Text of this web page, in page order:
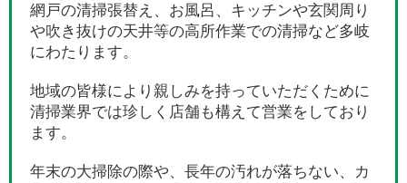
網戸の清掃張替え、お風呂、キッチンや玄関周り
や吹き抜けの天井等の高所作業での清掃など多岐
にわたります。
地域の皆様により親しみを持っていただくために
清掃業界では珍しく店舗も構えて営業をしており
ます。
年末の大掃除の際や、長年の汚れが落ちない、カ